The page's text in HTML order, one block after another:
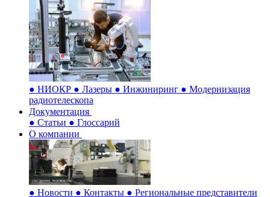
● НИОКР ● Лазеры ● Инжиниринг ● Модернизация
радиотелескопа
Документация
● Статьи ● Глоссарий
О компании
● Новости ● Контакты ● Региональные представители